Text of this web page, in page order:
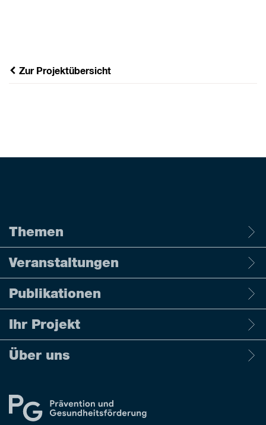
Zur Projektübersicht
Themen
Veranstaltungen
Publikationen
Ihr Projekt
Über uns